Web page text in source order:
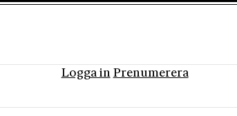
Logga in Prenumerera